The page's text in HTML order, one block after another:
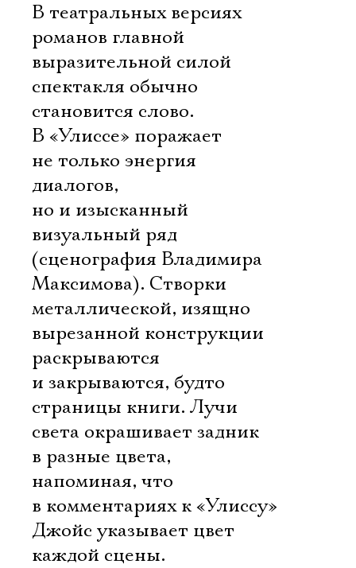
В театральных версиях
романов главной
выразительной силой
спектакля обычно
становится слово.
В «Улиссе» поражает
не только энергия
диалогов,
но и изысканный
визуальный ряд
(сценография Владимира
Максимова). Створки
металлической, изящно
вырезанной конструкции
раскрываются
и закрываются, будто
страницы книги. Лучи
света окрашивает задник
в разные цвета,
напоминая, что
в комментариях к «Улиссу»
Джойс указывает цвет
каждой сцены.